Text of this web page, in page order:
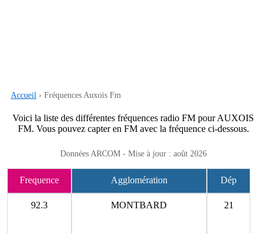
Accueil › Fréquences Auxois Fm
Voici la liste des différentes fréquences radio FM pour AUXOIS
FM. Vous pouvez capter en FM avec la fréquence ci-dessous.
Données ARCOM - Mise à jour : août 2026
Frequence Agglomération Dép
92.3 MONTBARD 21